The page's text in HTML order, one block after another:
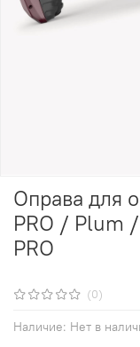
(0)
Наличие: Нет в
Оправа для
PRO / Plum
PRO